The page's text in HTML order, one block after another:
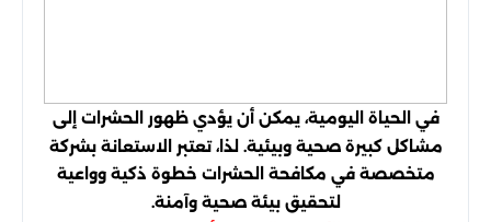
في الحياة اليومية، يمكن أن يؤدي ظهور الحشرات إلى
مشاكل كبيرة صحية وبيئية. لذا، تعتبر الاستعانة بشركة
متخصصة في مكافحة الحشرات خطوة ذكية وواعية
لتحقيق بيئة صحية وآمنة.